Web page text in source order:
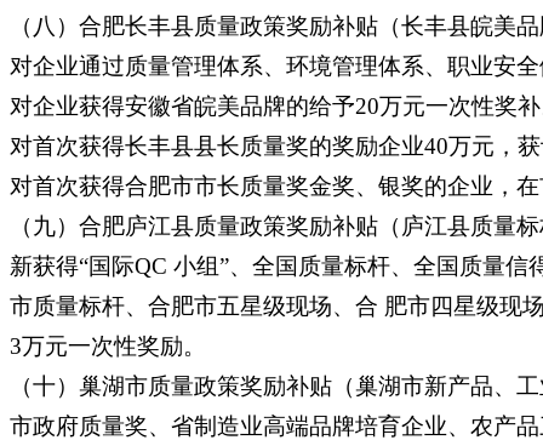
（八）合肥长丰县质量政策奖励补贴（长丰县皖美
对企业通过质量管理体系、环境管理体系、职业安
对企业获得安徽省皖美品牌的给予20万元一次性奖
对首次获得长丰县县长质量奖的奖励企业40万元，
对首次获得合肥市市长质量奖金奖、银奖的企业，
（九）合肥庐江县质量政策奖励补贴（庐江县质量
新获得“国际QC 小组”、全国质量标杆、全国质量
市质量标杆、合肥市五星级现场、合 肥市四星级现
3万元一次性奖励。
（十）巢湖市质量政策奖励补贴（巢湖市新产品、
市政府质量奖、省制造业高端品牌培育企业、农产